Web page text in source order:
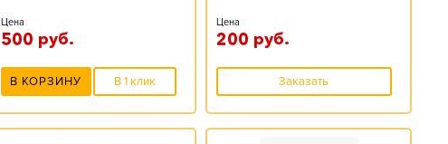
Цена
500 руб.
В КОРЗИНУ В 1 клик
Цена
200 руб.
Заказать